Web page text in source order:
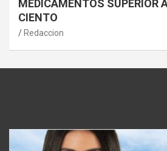
MEDICAMENTOS SUPERIOR
CIENTO
Redaccion